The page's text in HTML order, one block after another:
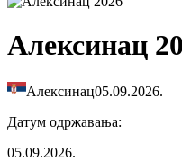
Алексинац
Алексинац05.09.2026.
Датум одржавања:
05.09.2026.